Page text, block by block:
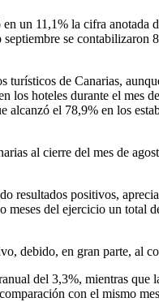
un 11,1% la cifra anotada
se contabilizaron
de Canarias,
hoteles durante el mes
el 78,9% en los
al cierre del mes de
resultados positivos,
del ejercicio un total
debido, en gran parte, al
del 3,3%, mientras
con el mismo